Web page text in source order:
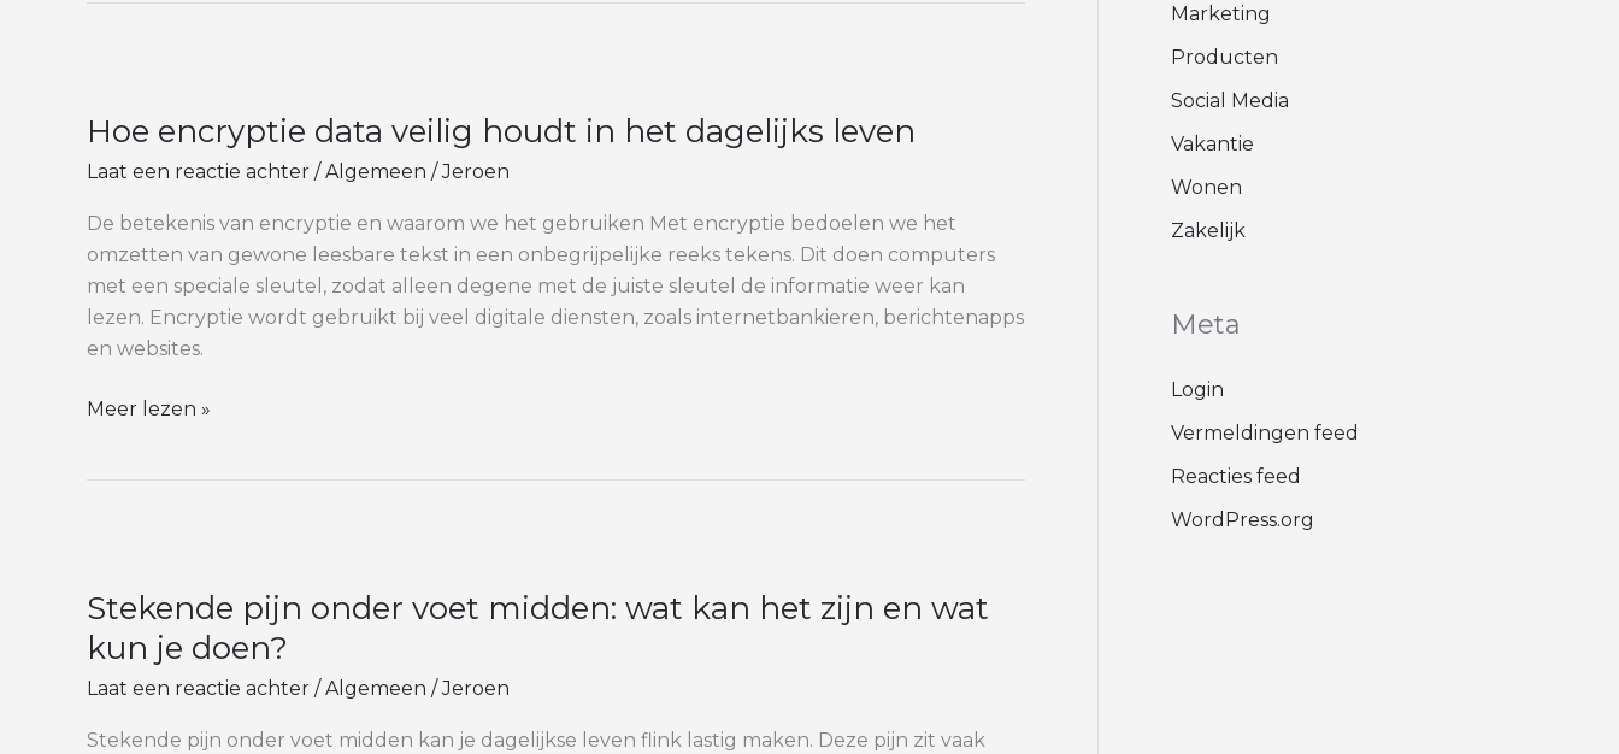
Hoe encryptie data veilig houdt in het dagelijks leven
Laat een reactie achter /Algemeen /Jeroen
De betekenis van encryptie en waarom we het gebruiken Met encryptie bedoelen we het
omzetten van gewone leesbare tekst in een onbegrijpelijke reeks tekens. Dit doen computers
met een speciale sleutel, zodat alleen degene met de juiste sleutel de informatie weer kan
lezen. Encryptie wordt gebruikt bij veel digitale diensten, zoals internetbankieren, berichtenapps
en websites.
data
veilig
in
het
dagelijks
leven
Meer lezen »
Stekende pijn onder voet midden: wat kan het zijn en wat
kun je doen?
Laat een reactie achter /Algemeen /Jeroen
Stekende pijn onder voet midden kan je dagelijkse leven flink lastig maken. Deze pijn zit vaak
onder
voet
midden:
wat
kan
Marketing
Producten
Social Media
Vakantie
Wonen
Zakelijk
Meta
Login
Vermeldingen feed
Reacties feed
WordPress.org